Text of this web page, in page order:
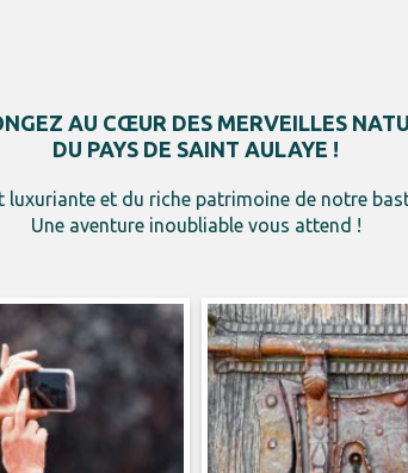
AU CŒUR DES MERVEILLES
DU PAYS DE SAINT AULAYE !
et du riche patrimoine de notre
Une aventure inoubliable vous attend !